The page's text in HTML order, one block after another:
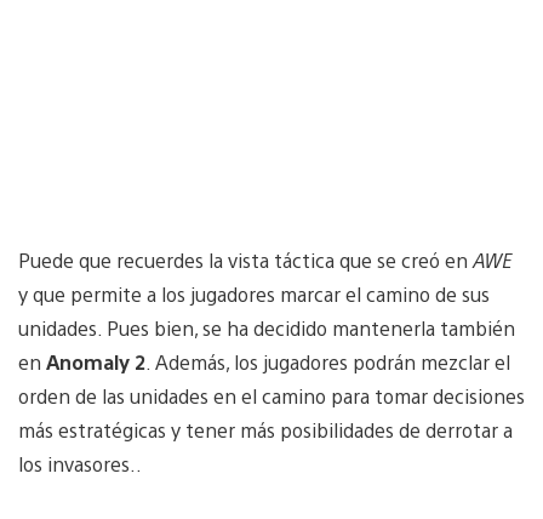
Puede que recuerdes la vista táctica que se creó en AWE
y que permite a los jugadores marcar el camino de sus
unidades. Pues bien, se ha decidido mantenerla también
en Anomaly 2 . Además, los jugadores podrán mezclar el
orden de las unidades en el camino para tomar decisiones
más estratégicas y tener más posibilidades de derrotar a
los invasores..